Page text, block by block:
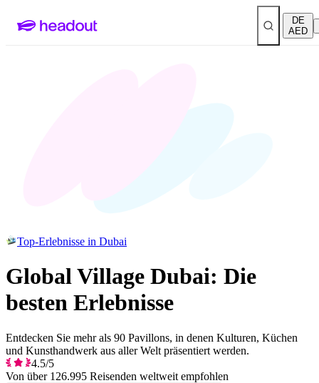
DE
AED
Top-Erlebnisse in Dubai
Global Village Dubai: Die
besten Erlebnisse
Entdecken Sie mehr als 90 Pavillons, in denen Kulturen, Küchen
und Kunsthandwerk aus aller Welt präsentiert werden.
4.5/5
Von über 126.995 Reisenden weltweit empfohlen